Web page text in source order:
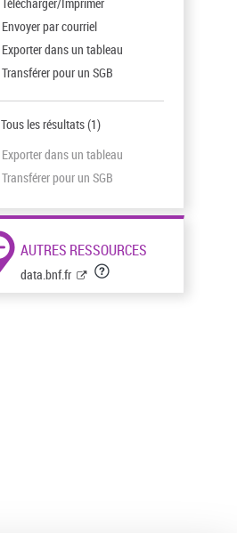
Envoyer par courriel
Exporter dans un tableau
Transférer pour un SGB
Tous les résultats(1)
Exporter dans un tableau
Transférer pour un SGB
AUTRES RESSOURCES
data.bnf.fr